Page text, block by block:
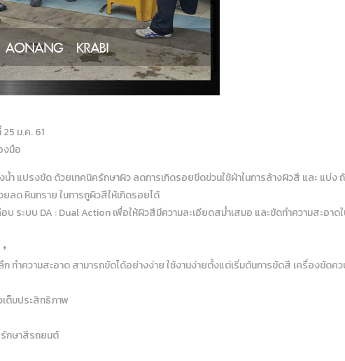
ม.ค. 61
งมือ
ำ แปรงขัด ด้วยเทคนิครักษาผิว ลดการเกิดรอยขีดข่วนใช้ผ้าในการล้างผิวสี และ แบ่ง
ลด หินทราย ในการถูผิวสีให้เกิดรอยได้
บ ระบบ DA : Dual Action เพื่อให้ผิวสีมีความละเอียดสม่ำเสมอ และขัดทำความสะอาดใ
ทำความสะอาด สามารถขัดได้อย่างง่าย ใช้งานง่ายตั้งแต่เริ่มต้นการขัดสี เครื่องขัดค
ต็มประสิทธิภาพ
กษาสีรถยนต์